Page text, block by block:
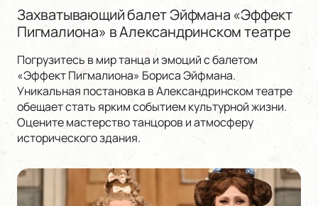
Захватывающий балет Эйфмана «Эффект
Пигмалиона» в Александринском театре
Погрузитесь в мир танца и эмоций с балетом
«Эффект Пигмалиона» Бориса Эйфмана.
Уникальная постановка в Александринском театре
обещает стать ярким событием культурной жизни.
Оцените мастерство танцоров и атмосферу
исторического здания.